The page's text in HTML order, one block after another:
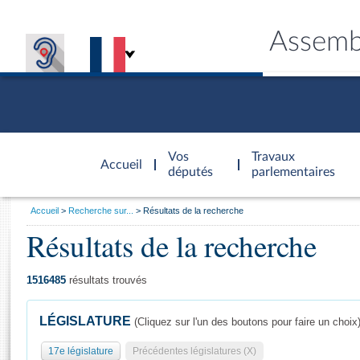
Accueil
d'accueil
Vos
députés
Travaux
parlementaires
Général
Vous
Accueil Recherche sur... Résultats de la recherche
Résultats de la recherche
1516485 résultats trouvés
LÉGISLATURE (Cliquez sur l'un des boutons pour faire un choix)
17e législature Précédentes législatures (X)